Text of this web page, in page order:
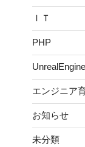
ＩＴ
PHP
UnrealEngine
エンジニア
お知らせ
未分類